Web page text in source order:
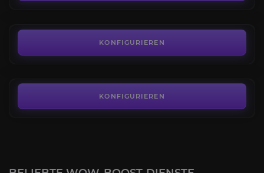
KONFIGURIEREN
KONFIGURIEREN